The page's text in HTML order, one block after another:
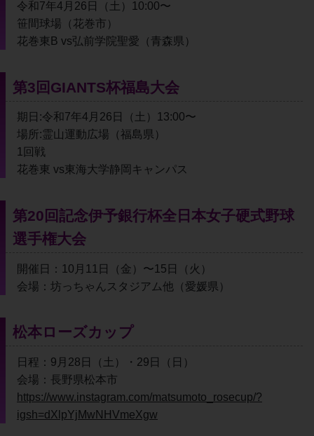
令和7年4月26日（土）10:00〜
笹間球場（花巻市）
花巻東B vs弘前学院聖愛（青森県）
第3回GIANTS杯福島大会
期日:令和7年4月26日（土）13:00〜
場所:霊山運動広場（福島県）
1回戦
花巻東 vs東海大学静岡キャンパス
第20回記念伊予銀行杯全日本女子硬式野球
選手権大会
開催日：10月11日（金）〜15日（火）
会場：坊っちゃんスタジアム他（愛媛県）
松本ローズカップ
日程：9月28日（土）・29日（日）
会場：長野県松本市
https://www.instagram.com/matsumoto_rosecup/?
igsh=dXlpYjMwNHVmeXgw